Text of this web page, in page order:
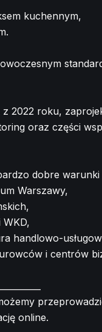
kuchennym,
2022 roku,
oraz części
dobre
Warszawy,
handlowo-
i centrów
online.